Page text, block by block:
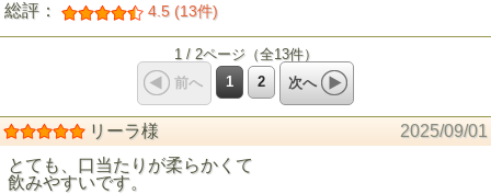
総評：
4.5 (13件)
1 / 2ページ（全13件）
前へ
1 2 次へ
リーラ様
2025/09/01
とても、口当たりが柔らかくて
飲みやすいです。